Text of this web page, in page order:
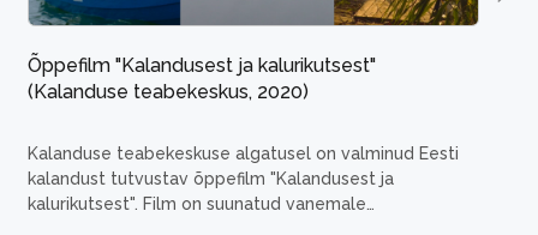
Õppefilm "Kalandusest ja kalurikutsest"
(Kalanduse teabekeskus, 2020)
Kalanduse teabekeskuse algatusel on valminud Eesti
kalandust tutvustav õppefilm "Kalandusest ja
kalurikutsest". Film on suunatud vanemale